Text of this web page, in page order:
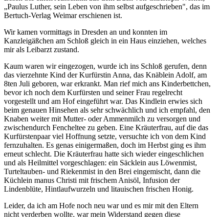
„Paulus Luther, sein Leben von ihm selbst aufgeschrieben", das im
Bertuch-Verlag Weimar erschienen ist.
Wir kamen vormittags in Dresden an und konnten im
Kanzleigäßchen am Schloß gleich in ein Haus einziehen, welches
mir als Leibarzt zustand.
Kaum waren wir eingezogen, wurde ich ins Schloß gerufen, denn
das vierzehnte Kind der Kurfürstin Anna, das Knäblein Adolf, am
8ten Juli geboren, war erkrankt. Man rief mich ans Kinderbettchen,
bevor ich noch dem Kurfürsten und seiner Frau regelrecht
vorgestellt und am Hof eingeführt war. Das Kindlein erwies sich
beim genauen Hinsehen als sehr schwächlich und ich empfahl, den
Knaben weiter mit Mutter- oder Ammenmilch zu versorgen und
zwischendurch Fencheltee zu geben. Eine Kräuterfrau, auf die das
Kurfürstenpaar viel Hoffnung setzte, versuchte ich von dem Kind
fernzuhalten. Es genas einigermaßen, doch im Herbst ging es ihm
erneut schlecht. Die Kräuterfrau hatte sich wieder eingeschlichen
und als Heilmittel vorgeschlagen: ein Säcklein aus Löwenmist,
Turteltauben- und Riekenmist in den Brei eingemischt, dann die
Küchlein manus Christi mit frischem Anisöl, Infusion der
Lindenblüte, Hintlaufwurzeln und litauischen frischen Honig.
Leider, da ich am Hofe noch neu war und es mir mit den Eltern
nicht verderben wollte, war mein Widerstand gegen diese